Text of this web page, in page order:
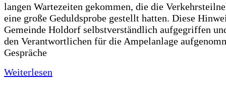
langen Wartezeiten gekommen, die die
eine große Geduldsprobe gestellt hatten. Diese
Gemeinde Holdorf selbstverständlich aufgegriffen
den Verantwortlichen für die Ampelanlage
Gespräche
Weiterlesen